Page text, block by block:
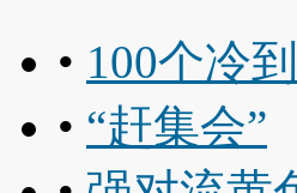
• 100个冷
• “赶集会”